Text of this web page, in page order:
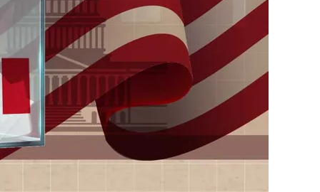
পৃথিবীতে বর্তমানে মোট দেশের সংখ্যা…
এশিয়ান সেঞ্চুরির দ্বৈরথ: চীন-ভারতের বৈশ্বিক…